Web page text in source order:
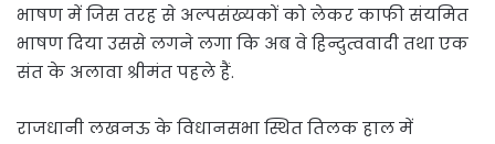
भाषण में जिस तरह से अल्पसंख्यकों को लेकर काफी संयमित
भाषण दिया उससे लगने लगा कि अब वे हिन्दुत्ववादी तथा एक
संत के अलावा श्रीमंत पहले हैं.
राजधानी लखनऊ के विधानसभा स्थित तिलक हाल में